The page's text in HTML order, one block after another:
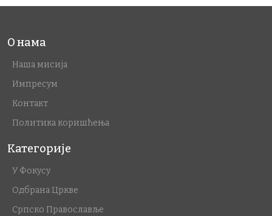
О нама
Наша мисија
Импресум
Контакт
Политика коришћења
Категорије
У Фокусу
Одбрана Цркве
Српско Православље